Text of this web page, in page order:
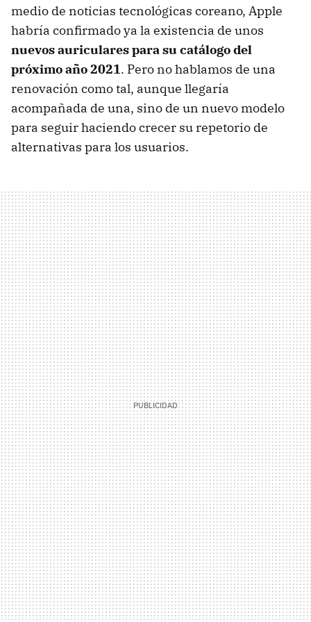
medio de noticias tecnológicas coreano, Apple
habría confirmado ya la existencia de unos
nuevos auriculares para su catálogo del
próximo año 2021. Pero no hablamos de una
renovación como tal, aunque llegaría
acompañada de una, sino de un nuevo modelo
para seguir haciendo crecer su repetorio de
alternativas para los usuarios.